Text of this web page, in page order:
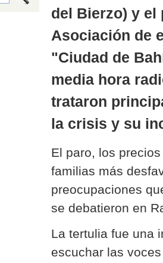
del Bierzo) y el
Asociación de
"Ciudad de
media hora
trataron
la crisis y su
El paro, los
familias más
preocupaciones
se debatieron en
La tertulia fue una
escuchar las